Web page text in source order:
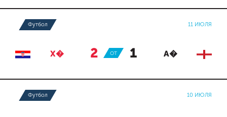
Футбол 11 ИЮЛЯ
Х� 2 : 1 А�
ОТ
Футбол 10 ИЮЛЯ